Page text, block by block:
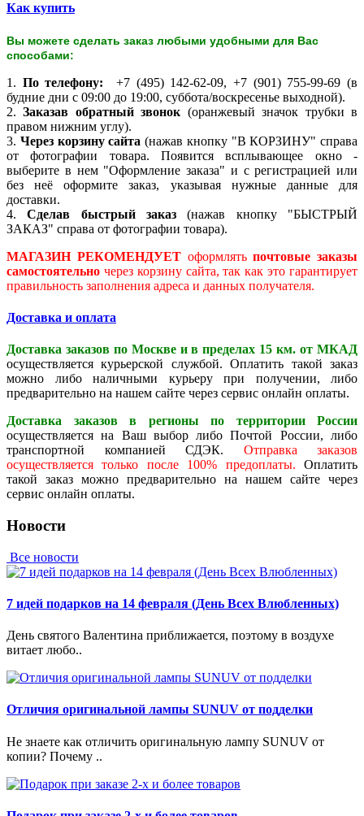
Как купить
Вы можете сделать заказ любыми удобными для Вас
способами:
1. По телефону: +7 (495) 142-62-09, +7 (901) 755-99-69 (в
будние дни с 09:00 до 19:00, суббота/воскресенье выходной).
2.Заказав обратный звонок (оранжевый значок трубки в
правом нижним углу).
3. Через корзину сайта (нажав кнопку "В КОРЗИНУ" справа
от фотографии товара. Появится всплывающее окно -
выберите в нем "Оформление заказа" и с регистрацией или
без неё оформите заказ, указывая нужные данные для
доставки.
4.Сделав быстрый заказ (нажав кнопку "БЫСТРЫЙ
ЗАКАЗ" справа от фотографии товара).
МАГАЗИН РЕКОМЕНДУЕТоформлятьпочтовые заказы
самостоятельно через корзину сайта, так как это гарантирует
правильность заполнения адреса и данных получателя.
Доставка и оплата
Доставка заказов по Москве и в пределах 15 км. от МКАД
осуществляется курьерской службой. Оплатить такой заказ
можно либо наличными курьеру при получении, либо
предварительно на нашем сайте через сервис онлайн оплаты.
Доставка заказов в регионы по территории России
осуществляется на Ваш выбор либо Почтой России, либо
транспортной компанией СДЭК. Отправка заказов
осуществляется только после 100% предоплаты. Оплатить
такой заказ можно предварительно на нашем сайте через
сервис онлайн оплаты.
Новости
Все новости
7 идей подарков на 14 февраля (День Всех Влюбленных)
День святого Валентина приближается, поэтому в воздухе
витает любо..
Отличия оригинальной лампы SUNUV от подделки
Не знаете как отличить оригинальную лампу SUNUV от
копии? Почему ..